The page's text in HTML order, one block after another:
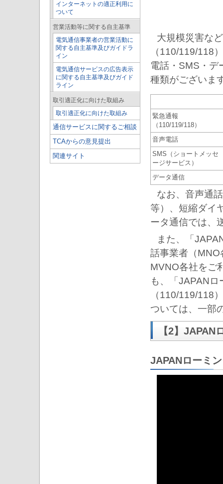
大規模災害な
（110/119/118
電話・SMS・デ
種類がございま
緊急通報
（110/119/118）
音声電話
SMS（ショートメッセ
ージサービス）
データ通信
なお、音声通
等）、短縮ダイ
ータ通信では、
また、「
話事業者（
MVNO各社をご
も、「JAPAN
（110/119/118
ついては、一部
【2】
JAPANローミ
インターネットの適正利用に
ついて
営業活動等に関する自主基準
電気通信事業者の営業活動に
関する自主基準及びガイドラ
イン
電気通信サービスの広告表示
に関する自主基準及びガイド
ライン
取引適正化に向けた取組み
取引適正化に向けた取組み
通信サービスに関するご相談
TCAからの意見提出
関連サイト